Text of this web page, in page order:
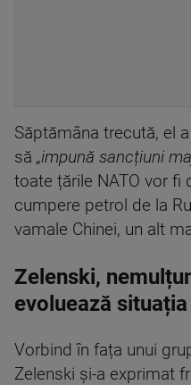
Săptămâna trecută, el
să „impună sancțiuni
toate țările NATO vor fi
cumpere petrol de la
vamale Chinei, un alt
Zelenski,
evoluează situația
Vorbind în fața unui
Zelenski și-a exprimat